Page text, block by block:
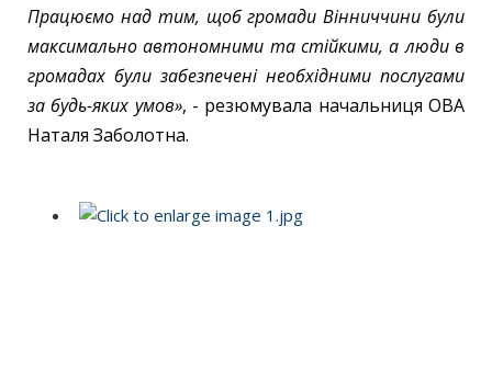
Працюємо над тим, щоб громади Вінниччини були
максимально автономними та стійкими, а люди в
громадах були забезпечені необхідними послугами
за будь-яких умов», - резюмувала начальниця ОВА
Наталя Заболотна.